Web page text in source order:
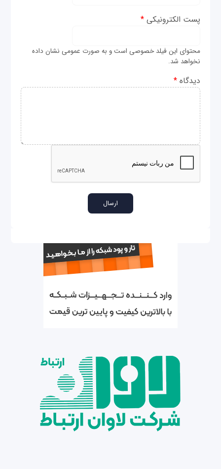
پست الکترونیکی*
محتوای این فیلد خصوصی است و به صورت عمومی نشان داده
نخواهد شد.
دیدگاه*